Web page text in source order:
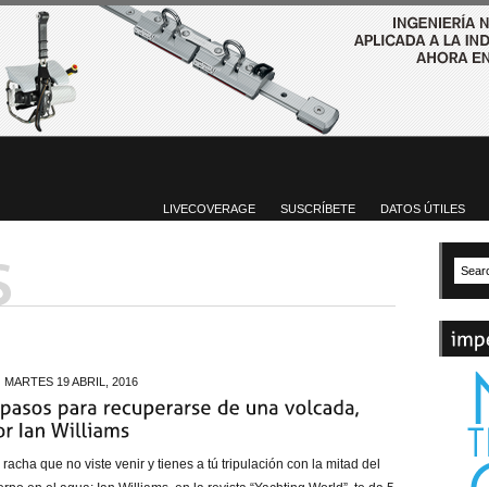
LIVECOVERAGE SUSCRÍBETE DATOS ÚTILES
MARTES 19 ABRIL, 2016
racha que no viste venir y tienes a tú tripulación con la mitad del